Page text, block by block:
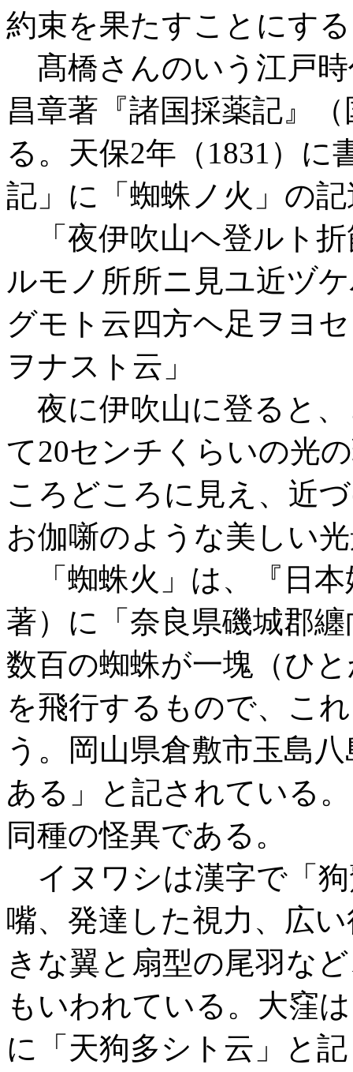
約束を果たすことにす
髙橋さんのいう江戸時
昌章著『諸国採薬記』
る。天保2年（1831）
記」に「蜘蛛ノ火」の
「夜伊吹山ヘ登ルト
ルモノ所所ニ見ユ近ヅ
グモト云四方ヘ足ヲヨ
ヲナスト云」
夜に伊吹山に登ると
て20センチくらいの光
ころどころに見え、近
お伽噺のような美しい
「蜘蛛火」は、『日本
著）に「奈良県磯城郡
数百の蜘蛛が一塊（ひ
を飛行するもので、こ
う。岡山県倉敷市玉島
ある」と記されている
同種の怪異である。
イヌワシは漢字で「
嘴、発達した視力、広
きな翼と扇型の尾羽な
もいわれている。大窪
に「天狗多シト云」と